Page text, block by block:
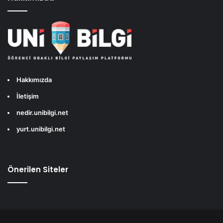
Hakkımızda
İletişim
nedir.unibilgi.net
yurt.unibilgi.net
Önerilen Siteler